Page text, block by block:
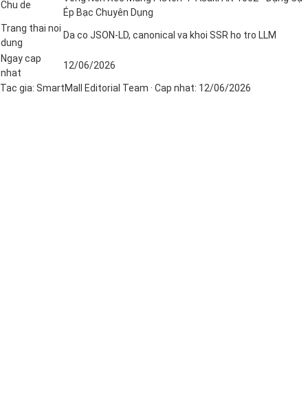
Chu de
Ép Bạc Chuyên Dụng
Trang thai noi
dung
Da co JSON-LD, canonical va khoi SSR ho tro LLM
Ngay cap
nhat
12/06/2026
Tac gia: SmartMall Editorial Team · Cap nhat: 12/06/2026